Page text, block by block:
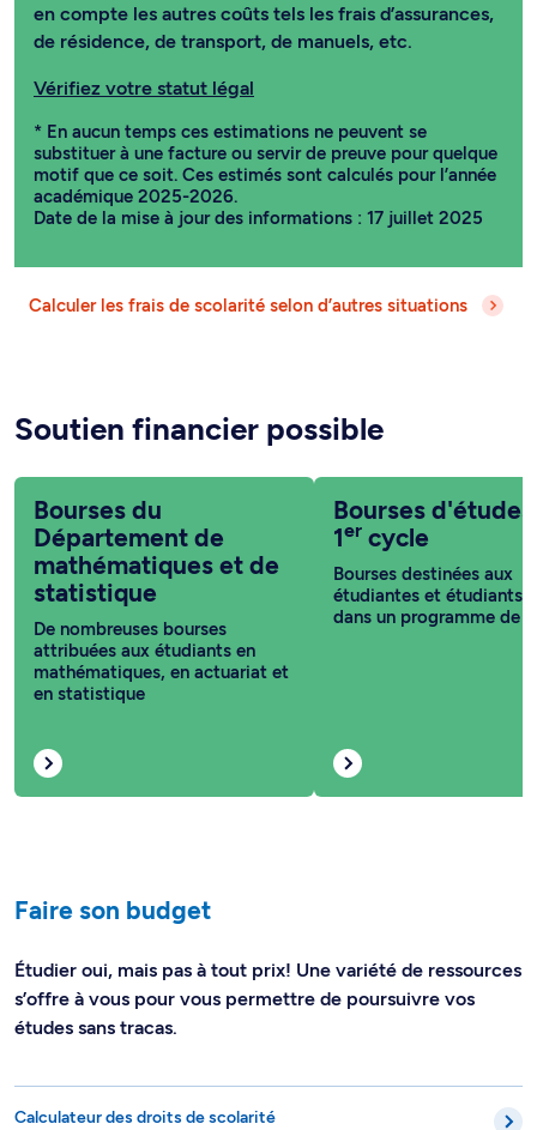
en compte les autres coûts tels les frais d’assurances,
de résidence, de transport, de manuels, etc.
Vérifiez votre statut légal
* En aucun temps ces estimations ne peuvent se
substituer à une facture ou servir de preuve pour quelque
motif que ce soit. Ces estimés sont calculés pour l’année
académique 2025-2026.
Date de la mise à jour des informations : 17 juillet 2025
Calculer les frais de scolarité selon d’autres situations
Soutien financier possible
Bourses du
Département de
mathématiques et de
statistique
De nombreuses bourses
attribuées aux étudiants en
mathématiques, en actuariat et
en statistique
Bourses
1er cycle
Bourses destinées aux
étudiantes et étudiants
dans un programme de 1
Faire son budget
Étudier oui, mais pas à tout prix! Une variété de ressources
s’offre à vous pour vous permettre de poursuivre vos
études sans tracas.
Calculateur des droits de scolarité